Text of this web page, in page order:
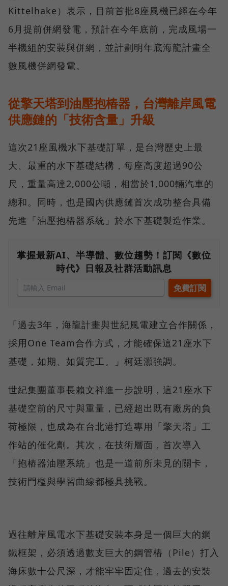
Kittelhake）表示，目前首批8座風機已經在今年
6月提前併網發電，預計在今年底前，完成風場一
半機組的安裝與併網，並計劃明年底海龍計畫全
數風機併網發電。
從擎天塔到油壓抱樁器，台灣離岸風電
供應鏈的「技術含量」升級
這次21座風機水下基礎訂單，是台灣歷史上最
大、最重的水下基礎結構，每座高度超過90公
尺，重量高達2,000公噸，相當於1,000輛汽車的
總和。同時，也是國內供應鏈首次成功整合具備
先進「油壓抱樁器系統」於水下基礎製造作業。
掌握最新AI、半導體、數位趨勢！訂閱《數位
時代》日報及社群活動訊息
「過去3年，海龍計畫與世紀風電建立合作關係，
採用One Team合作方式，才能確保這21座水下
基礎，如期、如質完工。」柯廷灝強調。
世紀集團董事長賴文祥進一步說明，這21座水下
基礎空前的尺寸與重量，已經超出既有廠房的負
荷極限，也成為在台北港打造專用「擎天塔」工
作站的催化劑。其次，在技術層面，首次導入
「抱樁器油壓系統」也是一道前所未見的關卡，
技術門檻與學習曲線都極具挑戰。
過往離岸風電水下基礎安裝本身是一個巨大的鋼
鐵框架，必須透過數支巨大的鋼管樁（Pile）打入
海床數十公尺深，才能牢牢固定住，過去的安裝